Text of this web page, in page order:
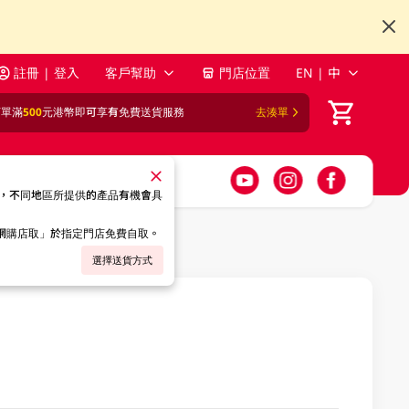
註冊 | 登入 客戶幫助 門店位置 EN | 中
滿500元港幣即可享有免費送貨服務 去湊單
不同地區所提供的產品有機會具
店取」於指定門店免費自取。
選擇送貨方式